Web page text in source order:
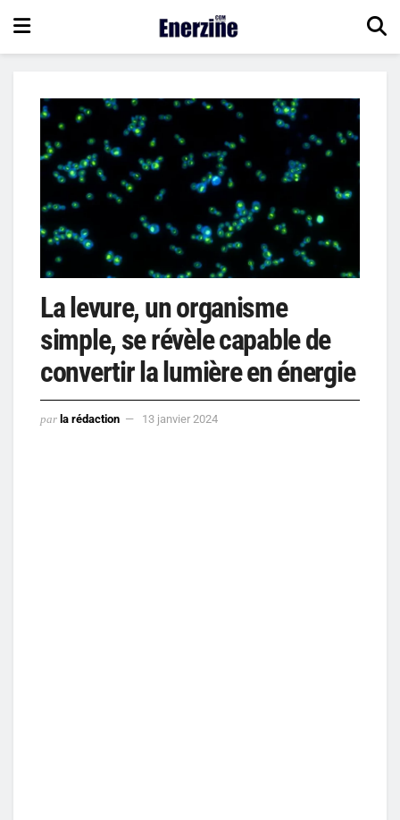
La levure, un organisme
simple, se révèle capable de
convertir la lumière en énergie
par la rédaction 13 janvier 2024